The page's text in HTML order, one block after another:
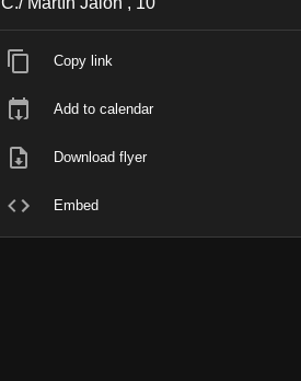
Copy link
Add to calendar
Download flyer
Embed